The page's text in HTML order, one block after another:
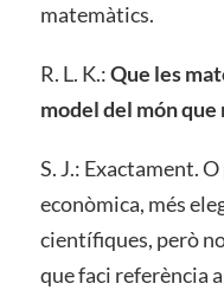
matemàtics.
R. L. K.:Que les
model del món que
S. J.: Exactament.
econòmica, més
científiques, però
que faci referència